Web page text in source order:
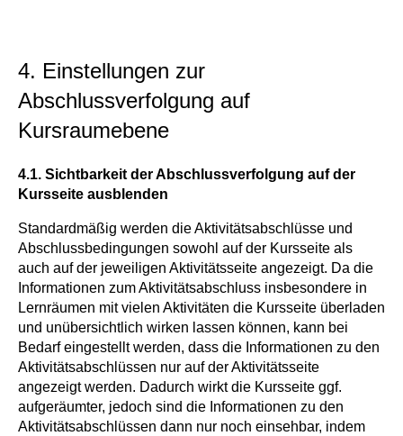
4. Einstellungen zur
Abschlussverfolgung auf
Kursraumebene
4.1. Sichtbarkeit der Abschlussverfolgung auf der
Kursseite ausblenden
Standardmäßig werden die Aktivitätsabschlüsse und
Abschlussbedingungen sowohl auf der Kursseite als
auch auf der jeweiligen Aktivitätsseite angezeigt. Da die
Informationen zum Aktivitätsabschluss insbesondere in
Lernräumen mit vielen Aktivitäten die Kursseite überladen
und unübersichtlich wirken lassen können, kann bei
Bedarf eingestellt werden, dass die Informationen zu den
Aktivitätsabschlüssen nur auf der Aktivitätsseite
angezeigt werden. Dadurch wirkt die Kursseite ggf.
aufgeräumter, jedoch sind die Informationen zu den
Aktivitätsabschlüssen dann nur noch einsehbar, indem